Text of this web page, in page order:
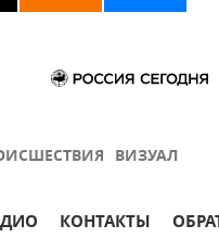
ВИЗУАЛ
КОНТАКТЫ